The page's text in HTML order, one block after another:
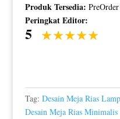
Produk Tersedia: PreOrder
Peringkat Editor:
5
Tag: Desain Meja Rias
Desain Meja Rias